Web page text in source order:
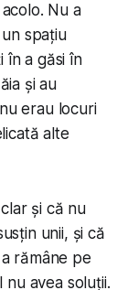
Nu a
spațiu
în a găsiîn
și au
erau locuri
alte
și că nu
unii, și că
rămâne pe
avea soluții.